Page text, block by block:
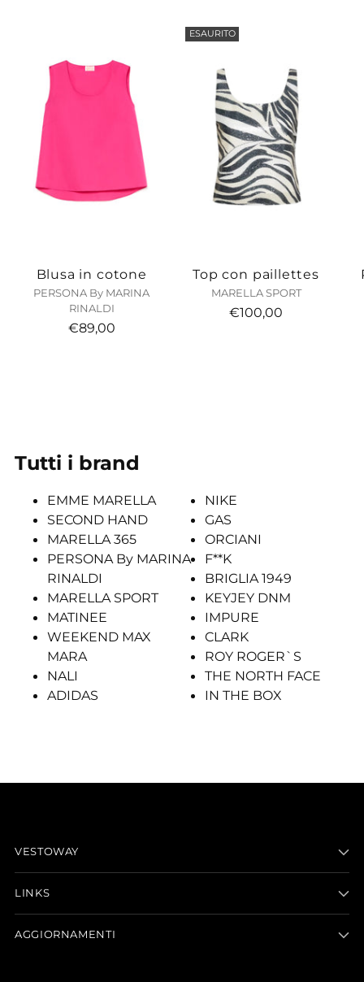
Blusa in cotone
PERSONA By MARINA
RINALDI
€89,00
ESAURITO
Top con paillettes
MARELLA SPORT
€100,00
Tutti i brand
EMME MARELLA
SECOND HAND
MARELLA 365
PERSONA By MARINA
RINALDI
MARELLA SPORT
MATINEE
WEEKEND MAX
MARA
NALI
ADIDAS
NIKE
GAS
ORCIANI
F**K
BRIGLIA 1949
KEYJEY DNM
IMPURE
CLARK
ROY ROGER`S
THE NORTH FACE
IN THE BOX
VESTOWAY
LINKS
AGGIORNAMENTI